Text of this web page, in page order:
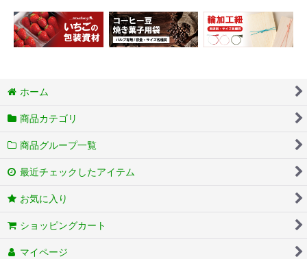
ホーム
商品カテゴリ
商品グループ一覧
最近チェックしたアイテム
お気に入り
ショッピングカート
マイページ